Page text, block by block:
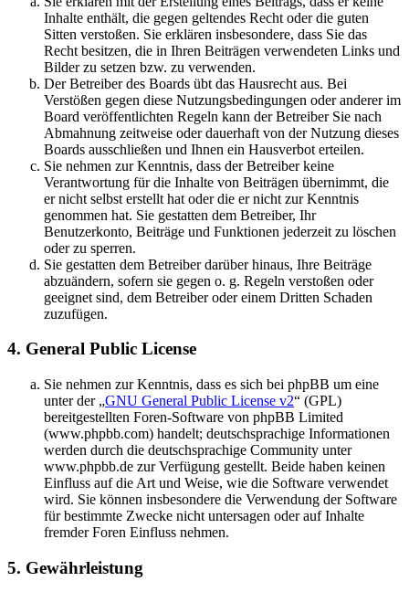
Inhalte enthält, die gegen geltendes Recht oder die guten
Sitten verstoßen. Sie erklären insbesondere, dass Sie das
Recht besitzen, die in Ihren Beiträgen verwendeten Links und
Bilder zu setzen bzw. zu verwenden.
Der Betreiber des Boards übt das Hausrecht aus. Bei
Verstößen gegen diese Nutzungsbedingungen oder anderer im
Board veröffentlichten Regeln kann der Betreiber Sie nach
Abmahnung zeitweise oder dauerhaft von der Nutzung dieses
Boards ausschließen und Ihnen ein Hausverbot erteilen.
Sie nehmen zur Kenntnis, dass der Betreiber keine
Verantwortung für die Inhalte von Beiträgen übernimmt, die
er nicht selbst erstellt hat oder die er nicht zur Kenntnis
genommen hat. Sie gestatten dem Betreiber, Ihr
Benutzerkonto, Beiträge und Funktionen jederzeit zu löschen
oder zu sperren.
Sie gestatten dem Betreiber darüber hinaus, Ihre Beiträge
abzuändern, sofern sie gegen o. g. Regeln verstoßen oder
geeignet sind, dem Betreiber oder einem Dritten Schaden
zuzufügen.
4. General Public License
Sie nehmen zur Kenntnis, dass es sich bei phpBB um eine
unter der „GNU General Public License v2“ (GPL)
bereitgestellten Foren-Software von phpBB Limited
(www.phpbb.com) handelt; deutschsprachige Informationen
werden durch die deutschsprachige Community unter
www.phpbb.de zur Verfügung gestellt. Beide haben keinen
Einfluss auf die Art und Weise, wie die Software verwendet
wird. Sie können insbesondere die Verwendung der Software
für bestimmte Zwecke nicht untersagen oder auf Inhalte
fremder Foren Einfluss nehmen.
5. Gewährleistung